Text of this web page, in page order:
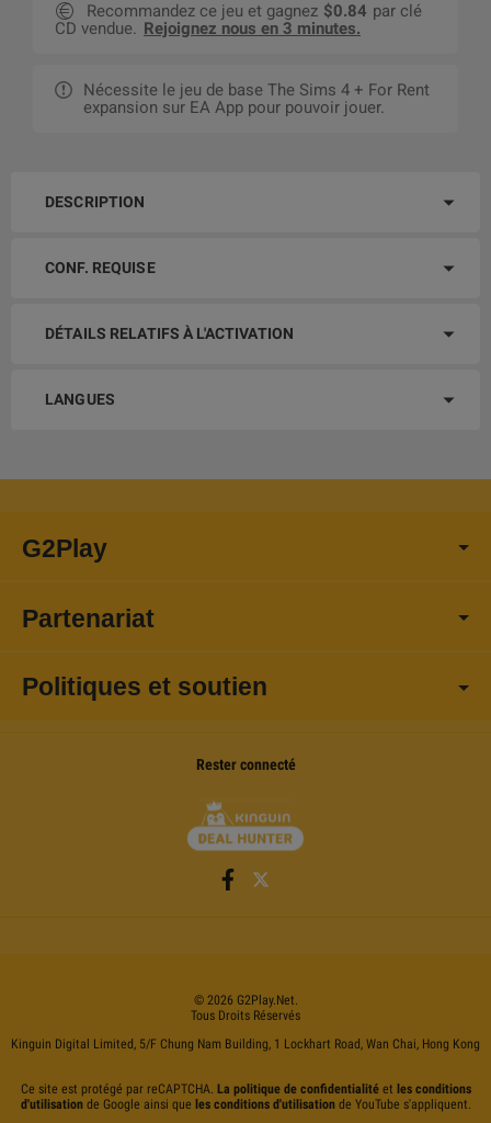
Recommandez ce jeu et gagnez $0.84 par clé
CD vendue. Rejoignez nous en 3 minutes.
Nécessite le jeu de base The Sims 4 + For Rent
expansion sur EA App pour pouvoir jouer.
DESCRIPTION
CONF. REQUISE
DÉTAILS RELATIFS À L'ACTIVATION
LANGUES
G2Play
Partenariat
Politiques et soutien
Rester connecté
© 2026 G2Play.net.
Tous Droits Réservés
Kinguin Digital Limited, 5/F Chung Nam Building, 1 Lockhart Road, Wan Chai, Hong Kong
Ce site est protégé par reCAPTCHA. La politique de confidentialitéet les conditions
d'utilisationde Google ainsi que les conditions d'utilisationde YouTube s'appliquent.